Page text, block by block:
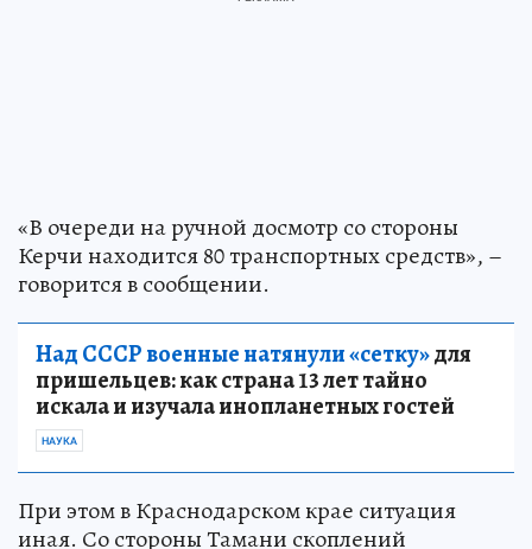
«В очереди на ручной досмотр со стороны
Керчи находится 80 транспортных средств», –
говорится в сообщении.
Над СССР военные натянули «сетку»для
пришельцев: как страна 13 лет тайно
искала и изучала инопланетных гостей
НАУКА
При этом в Краснодарском крае ситуация
иная. Со стороны Тамани скоплений